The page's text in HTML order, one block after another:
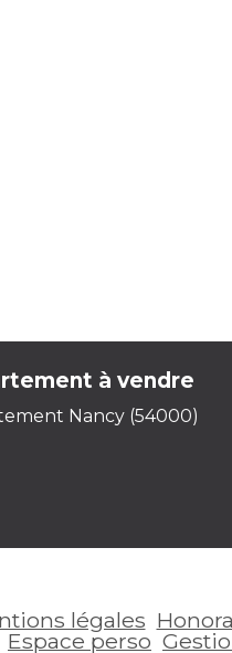
à vendre
Nancy (54000)
légales
Espace perso